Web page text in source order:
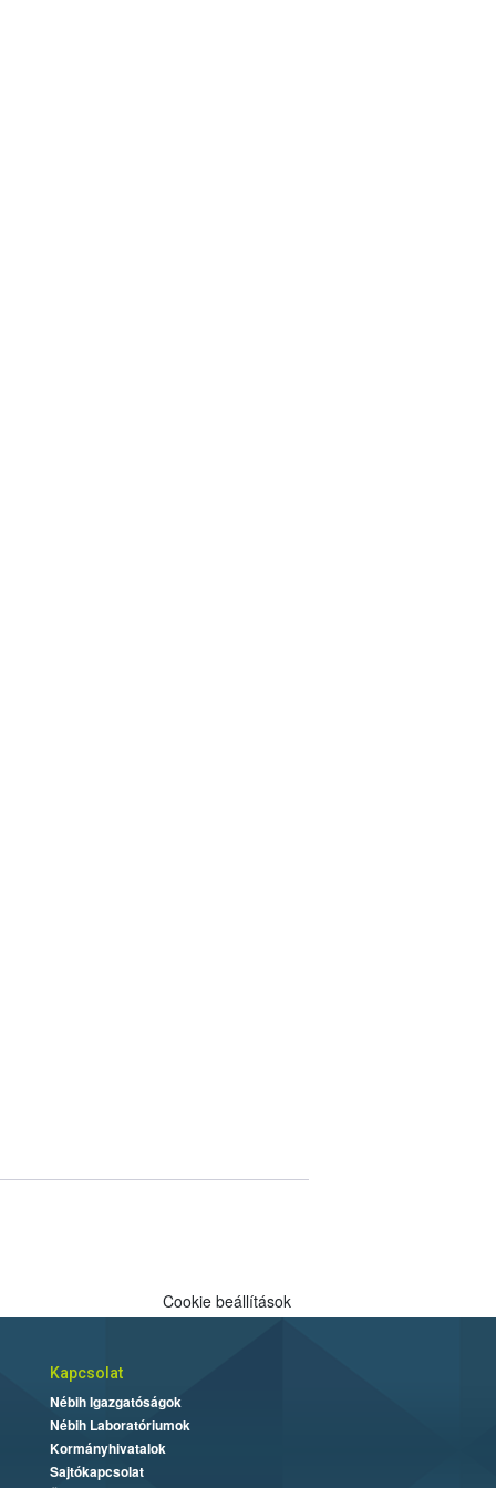
Cookie beállítások
Kapcsolat
Nébih Igazgatóságok
Nébih Laboratóriumok
Kormányhivatalok
Sajtókapcsolat